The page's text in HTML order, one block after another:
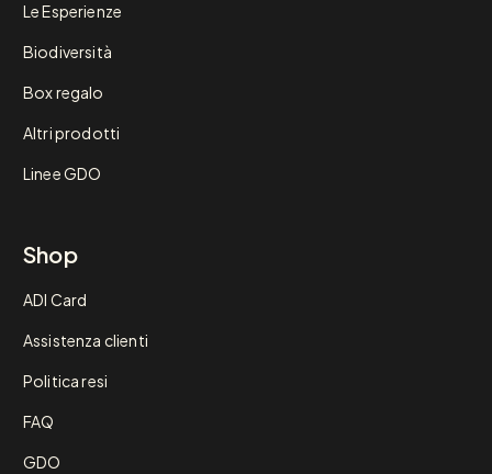
Le Esperienze
Biodiversità
Box regalo
Altri prodotti
Linee GDO
Shop
ADI Card
Assistenza clienti
Politica resi
FAQ
GDO